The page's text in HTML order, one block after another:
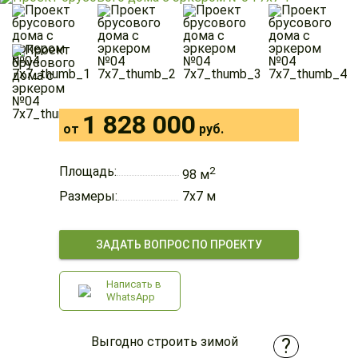
от 1 828 000 руб.
Площадь: 98 м2
Размеры: 7х7 м
ЗАДАТЬ ВОПРОС ПО ПРОЕКТУ
Написать в
WhatsApp
Выгодно строить зимой ?